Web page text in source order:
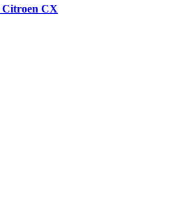
Citroen CX